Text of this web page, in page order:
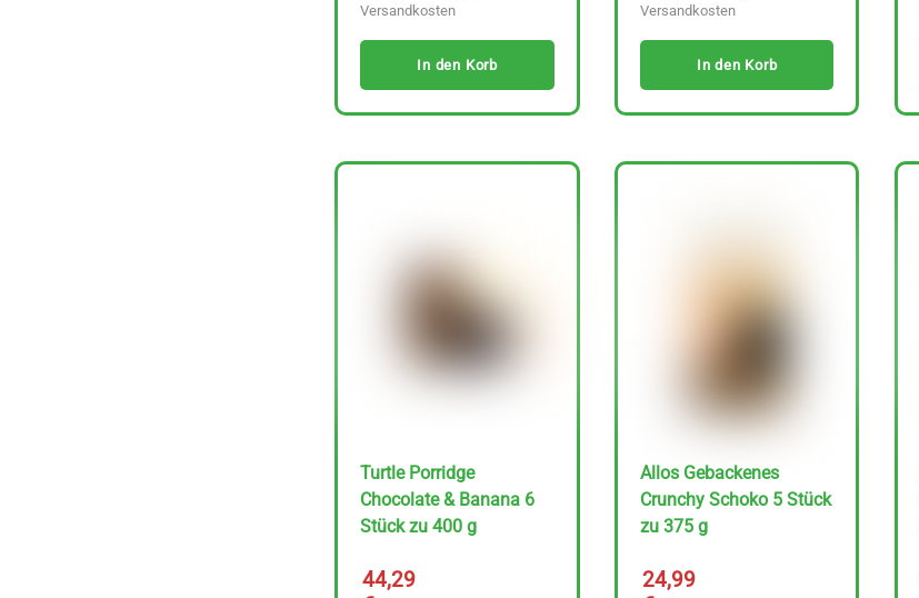
Versandkosten
In den Korb
Versandkosten
In den Korb
Turtle Porridge
Chocolate & Banana 6
Stück zu 400 g
44,29
Allos Gebackenes
Crunchy Schoko 5 Stück
zu 375 g
24,99